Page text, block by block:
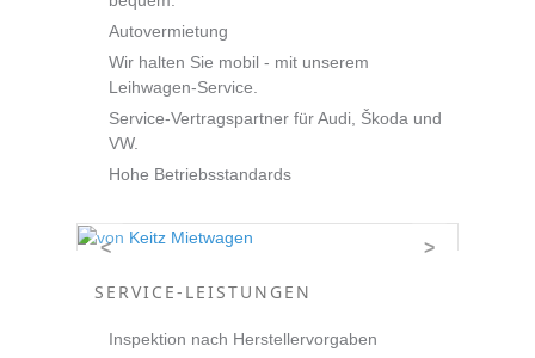
Autovermietung
Wir halten Sie mobil - mit unserem
Leihwagen-Service.
Service-Vertragspartner für Audi, Škoda und
VW.
Hohe Betriebsstandards
< >
SERVICE-LEISTUNGEN
Inspektion nach Herstellervorgaben